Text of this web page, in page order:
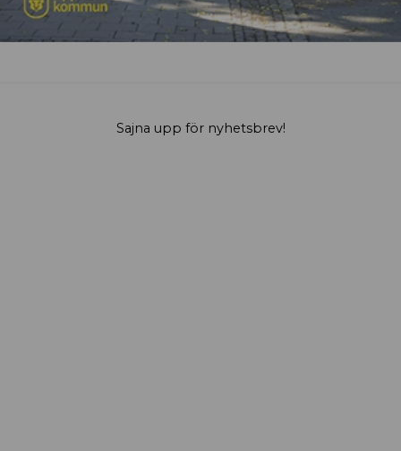
Sajna upp för nyhetsbrev!